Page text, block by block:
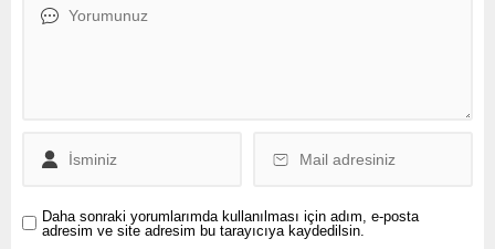
SGK Tescil ve Hizmet
Daha sonraki yorumlarımda kullanılması için adım, e-posta
adresim ve site adresim bu tarayıcıya kaydedilsin.